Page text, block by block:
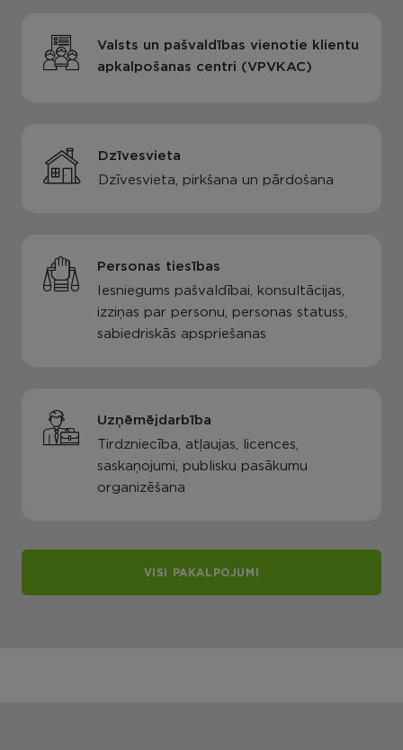
Valsts un pašvaldības vienotie klientu
apkalpošanas centri (VPVKAC)
Dzīvesvieta
Dzīvesvieta, pirkšana un pārdošana
Personas tiesības
Iesniegums pašvaldībai, konsultācijas,
izziņas par personu, personas statuss,
sabiedriskās apspriešanas
Uzņēmējdarbība
Tirdzniecība, atļaujas, licences,
saskaņojumi, publisku pasākumu
organizēšana
VISI PAKALPOJUMI